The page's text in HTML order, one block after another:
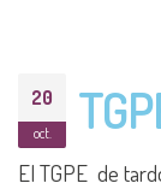
20
oct.
El TGPE de